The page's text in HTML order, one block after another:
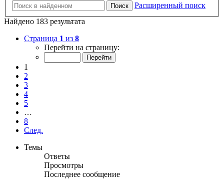
Поиск
Расширенный поиск
Найдено 183 результата
Страница 1 из 8
Перейти на страницу:
1
2
3
4
5
…
8
След.
Темы
Ответы
Просмотры
Последнее сообщение